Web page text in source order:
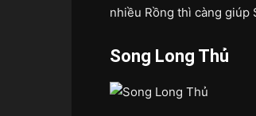
nhiều Rồng thì càng giúp
Song Long Thủ